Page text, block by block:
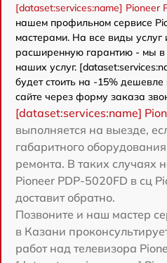
[dataset:services:name] Pioneer
нашем профильном сервисе
мастерами. На все виды услуг
расширенную гарантию - мы в
наших услуг.
будет стоить на -15%
сайте через форму заказа
[dataset:services:name]
выполняется на выезде,
габаритного
ремонта. В таких случаях
Pioneer PDP-5020FD в сц
доставит обратно.
Позвоните и наш мастер
в Казани
работ над телевизора